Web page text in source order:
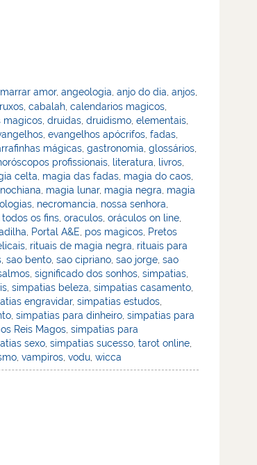
amor,angeologia ,anjo do dia ,anjos
,cabalah,calendarios magicos,
magicos,druidas,druidismo,elementais,
,evangelhos apócrifos,fadas,
mágicas,gastronomia,glossários,
profissionais, literatura, livros,
celta, magia das fadas, magia do caos,
, magia lunar, magia negra, magia
, necromancia, nossa senhora,
os fins,oraculos,oráculos on line,
, Portal A&E, pos magicos, Pretos
, rituais de magia negra, rituais para
,sao bento,sao cipriano,sao jorge,sao
,significado dos sonhos,simpatias,
,simpatias beleza,simpatias casamento,
engravidar,simpatias estudos,
,simpatias para dinheiro,simpatias para
Reis Magos,simpatias para
sexo,simpatias sucesso,tarot online,
,vampiros,vodu,wicca